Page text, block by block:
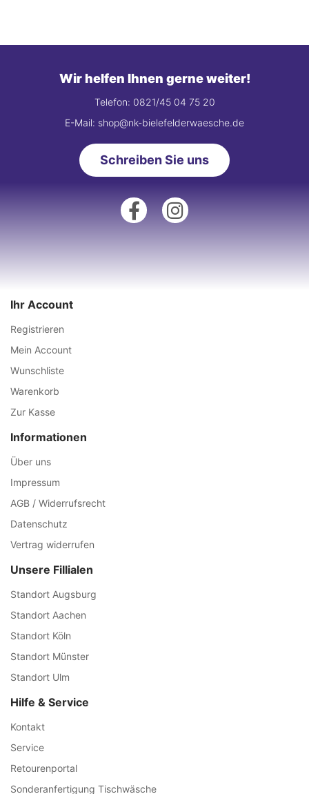
Wir helfen Ihnen gerne weiter!
Telefon: 0821/45 04 75 20
E-Mail: shop@nk-bielefelderwaesche.de
Schreiben Sie uns
Ihr Account
Registrieren
Mein Account
Wunschliste
Warenkorb
Zur Kasse
Informationen
Über uns
Impressum
AGB / Widerrufsrecht
Datenschutz
Vertrag widerrufen
Unsere Fillialen
Standort Augsburg
Standort Aachen
Standort Köln
Standort Münster
Standort Ulm
Hilfe & Service
Kontakt
Service
Retourenportal
Sonderanfertigung Tischwäsche